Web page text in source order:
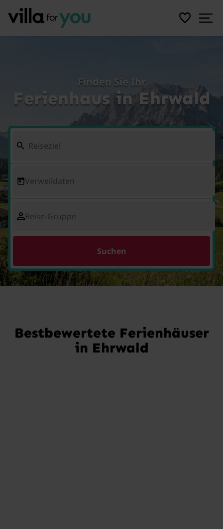
Finden Sie Ihr
Ferienhaus in Ehrwald
Verweildaten
Reise-Gruppe
Suchen
Bestbewertete Ferienhäuser
in Ehrwald